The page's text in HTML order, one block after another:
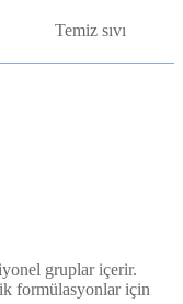
Temiz sıvı
gruplar içerir.
formülasyonlar için